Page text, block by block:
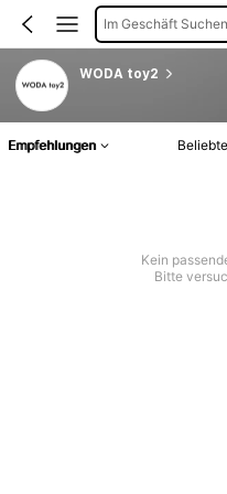
Im Geschäft Suchen
WODA toy2
Empfehlungen
Kein
Bitte